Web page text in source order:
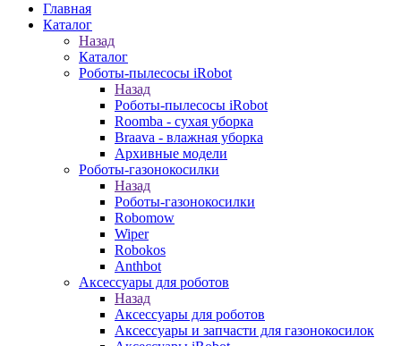
Главная
Каталог
Назад
Каталог
Роботы-пылесосы iRobot
Назад
Роботы-пылесосы iRobot
Roomba - сухая уборка
Braava - влажная уборка
Архивные модели
Роботы-газонокосилки
Назад
Роботы-газонокосилки
Robomow
Wiper
Robokos
Anthbot
Аксессуары для роботов
Назад
Аксессуары для роботов
Аксессуары и запчасти для газонокосилок